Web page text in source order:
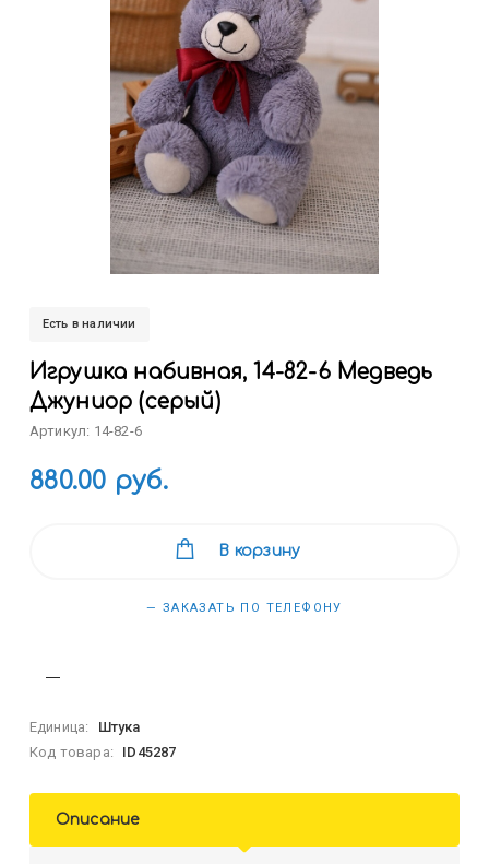
Есть в наличии
Игрушка набивная, 14-82-6 Медведь
Джуниор (серый)
Артикул: 14-82-6
880.00 руб.
В корзину
— ЗАКАЗАТЬ ПО ТЕЛЕФОНУ
Единица:
Штука
Код товара:
ID45287
Описание